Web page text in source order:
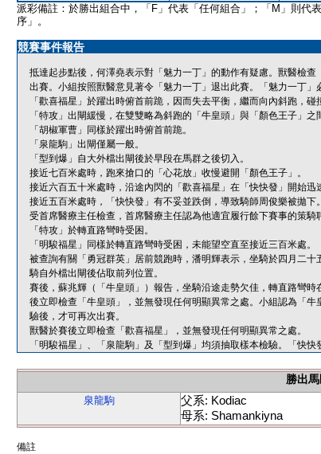
派彩備註：於勝出組合中，「F」代表「任何組合」；「M」則代
序」。
競賽事件報告
抵達起步點後，何澤堯表示對「魅力一丁」的動作有疑慮。獸醫檢
出賽。小組按照獸醫意見著令「魅力一丁」退出此賽。「魅力一丁」
「歡喜福星」於躍出時俯首前跪，因而失去平衡，繼而向內斜跑，碰
「特攻」出閘緩慢，在雙雙略為斜跑的「牛皇頭」與「顏色王子」之
「胡椒軍曹」同樣於躍出時俯首前跪。
「泉龍駒」出閘僅屬一般。
「型到爆」自大外檔出閘後於早段在馬群之後切入。
接近七百米處時，跑來搶口的「心花放」收慢避開「顏色王子」。
接近六百五十米處時，沿途內閃的「歡喜福星」在「快快發」開始迅
接近五百米處時，「快快發」有不妥並跌倒，導致騎師周俊樂被拋
受首席醫療主任檢查，首席醫療主任認為他適宜履行餘下賽事的策騎
「特攻」於轉直路彎時受困。
「明駿福星」同樣於轉直路彎時受困，未能望空直至接近三百米處。
被查詢有關「勇冠群英」居前競跑時，潘明輝表示，坐騎於四月二
騎自外檔出閘後佔取前列位置。
賽後，蘇兆輝（「牛皇頭」）報告，坐騎沿途走勢欠佳，轉直路彎
後立即檢查「牛皇頭」，並無發現任何明顯異常之處。小組認為「
驗後，才可再次出賽。
獸醫於賽後立即檢查「歡喜福星」，並無發現任何明顯異常之處。
「明駿福星」、「泉龍駒」及「型到爆」均須抽取樣本檢驗。「快快
勝出
泉龍駒
父系: Kodiac
母系: Shamankiyna
備註